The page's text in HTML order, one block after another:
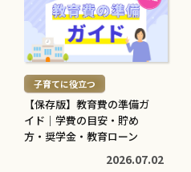
を
読
む
> 子育てに役立つ
【保存版】教育費の準備ガ
イド｜学費の目安・貯め
方・奨学金・教育ローン
2026.07.02